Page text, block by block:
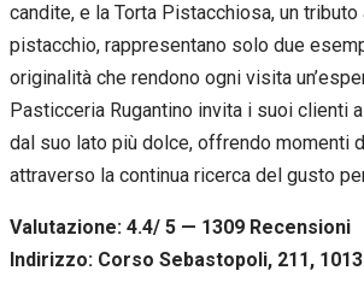
candite, e la Torta Pistacchiosa, un tributo
pistacchio, rappresentano solo due
originalità che rendono ogni visita
Pasticceria Rugantino invita i suoi clienti
dal suo lato più dolce, offrendo momenti
attraverso la continua ricerca del gusto
Valutazione: 4.4/ 5 — 1309 Recensioni
Indirizzo: Corso Sebastopoli, 211,